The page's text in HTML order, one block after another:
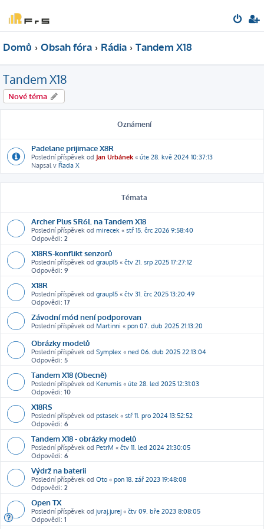
Domů Obsah fóra Rádia Tandem X18
Tandem X18
Nové téma
Oznámení
Padelane prijimace X8R
Poslední příspěvek od Jan Urbánek « úte 28. kvě 2024 10:37:13
Napsal v Řada X
Témata
Archer Plus SR6L na Tandem X18
Poslední příspěvek od mirecek « stř 15. črc 2026 9:58:40
Odpovědi: 2
X18RS-konflikt senzorů
Poslední příspěvek od graup15 « čtv 21. srp 2025 17:27:12
Odpovědi: 9
X18R
Poslední příspěvek od graup15 « čtv 31. črc 2025 13:20:49
Odpovědi: 17
Závodní mód není podporovan
Poslední příspěvek od Martinni « pon 07. dub 2025 21:13:20
Obrázky modelů
Poslední příspěvek od Symplex « ned 06. dub 2025 22:13:04
Odpovědi: 5
Tandem X18 (Obecně)
Poslední příspěvek od Kenumis « úte 28. led 2025 12:31:03
Odpovědi: 10
X18RS
Poslední příspěvek od pstasek « stř 11. pro 2024 13:52:52
Odpovědi: 6
Tandem X18 - obrázky modelů
Poslední příspěvek od PetrM « čtv 11. led 2024 21:30:05
Odpovědi: 6
Výdrž na baterii
Poslední příspěvek od Oto « pon 18. zář 2023 19:48:08
Odpovědi: 2
Open TX
Poslední příspěvek od juraj.jurej « čtv 09. bře 2023 8:08:05
Odpovědi: 1